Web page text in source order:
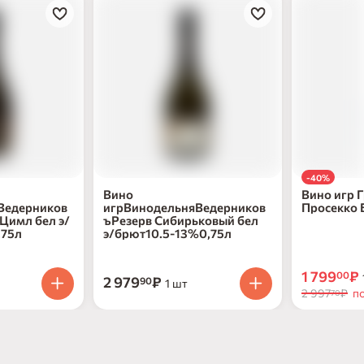
бел э/
Вино
игрВинодельняВедерников
ъРезерв Сибирьковый бел
э/брют10.5-13%0,75л
2 97990₽ 1 шт
-40%
Вино игр
Просекко
1 79900₽
2 99770₽